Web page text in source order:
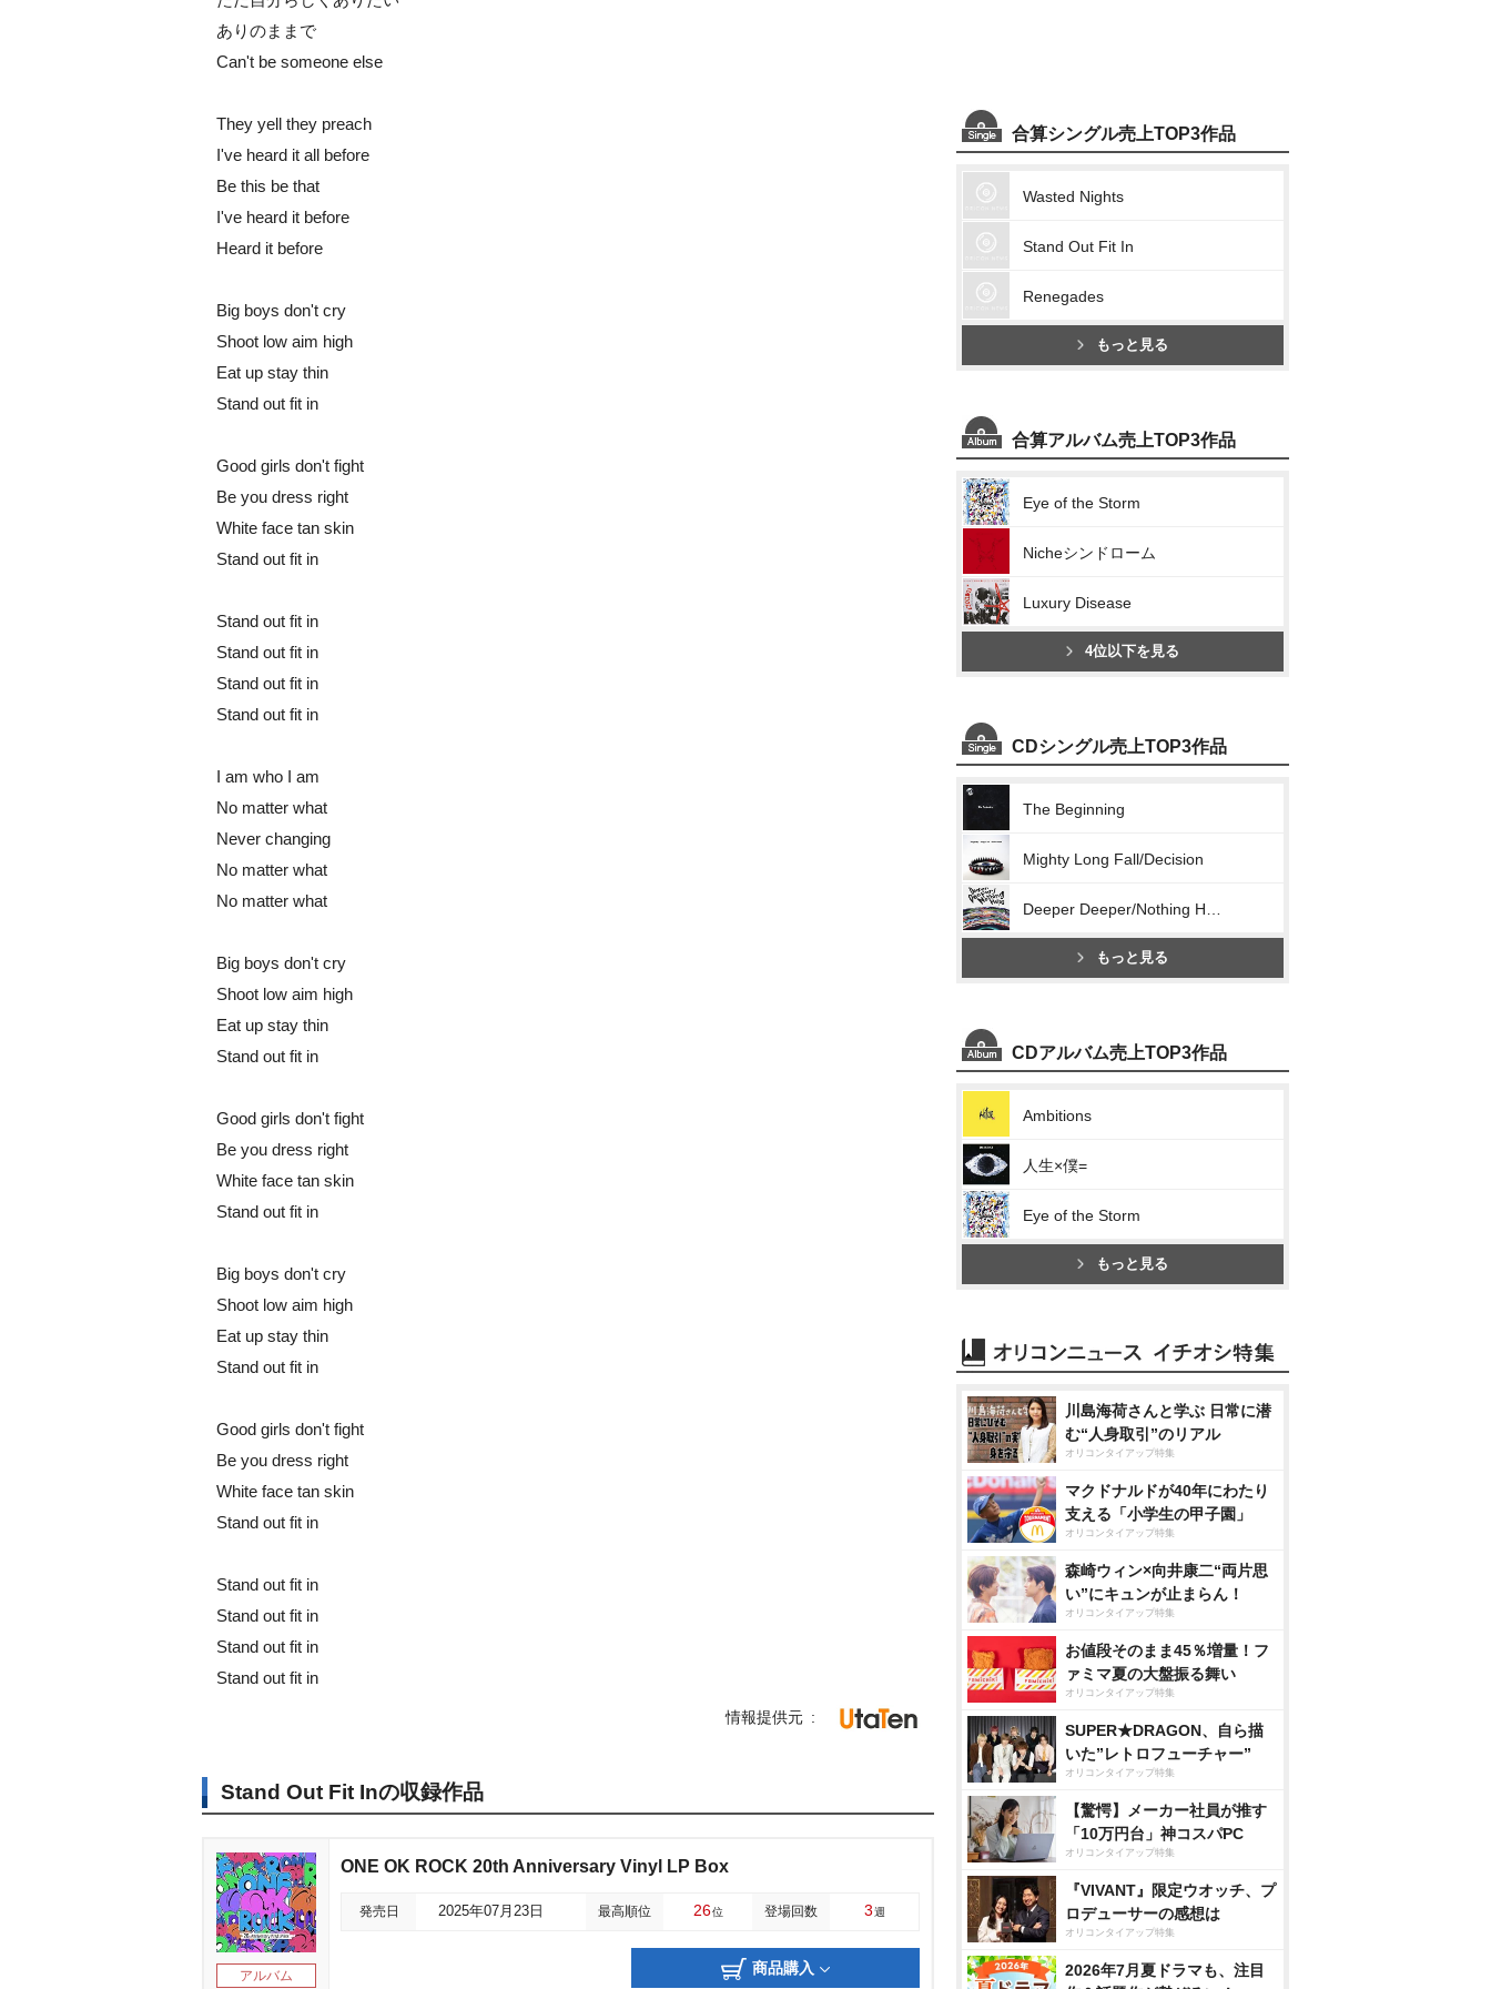
ありのままで
Can't be someone else
They yell they preach
I've heard it all before
Be this be that
I've heard it before
Heard it before
Big boys don't cry
Shoot low aim high
Eat up stay thin
Stand out fit in
Good girls don't fight
Be you dress right
White face tan skin
Stand out fit in
Stand out fit in
Stand out fit in
Stand out fit in
Stand out fit in
I am who I am
No matter what
Never changing
No matter what
No matter what
Big boys don't cry
Shoot low aim high
Eat up stay thin
Stand out fit in
Good girls don't fight
Be you dress right
White face tan skin
Stand out fit in
Big boys don't cry
Shoot low aim high
Eat up stay thin
Stand out fit in
Good girls don't fight
Be you dress right
White face tan skin
Stand out fit in
Stand out fit in
Stand out fit in
Stand out fit in
Stand out fit in
情報提供元
Stand Out Fit Inの収録作品
アルバム
ONE OK ROCK 20th Anniversary Vinyl LP Box
発売日 2025年07月23日 最高順位 26位 登場回数 3週
商品購入
合算シングル売上TOP3作品
Wasted Nights
Stand Out Fit In
Renegades
もっと見る
合算アルバム売上TOP3作品
Eye of the Storm
Nicheシンドローム
Luxury Disease
4位以下を見る
CDシングル売上TOP3作品
The Beginning
Mighty Long Fall/Decision
もっと見る
CDアルバム売上TOP3作品
Ambitions
人生×僕=
Eye of the Storm
もっと見る
川島海荷さんと学ぶ 日常に潜
む“人身取引”のリアル
オリコンタイアップ特集
マクドナルドが40年にわたり
支える「小学生の甲子園」
オリコンタイアップ特集
森崎ウィン×向井康二“両片思
い”にキュンが止まらん！
オリコンタイアップ特集
お値段そのまま45％増量！フ
ァミマ夏の大盤振る舞い
オリコンタイアップ特集
SUPER★DRAGON、自ら描
いた”レトロフューチャー”
オリコンタイアップ特集
【驚愕】メーカー社員が推す
「10万円台」神コスパPC
オリコンタイアップ特集
『VIVANT』限定ウオッチ、プ
ロデューサーの感想は
オリコンタイアップ特集
2026年7月夏ドラマも、注目